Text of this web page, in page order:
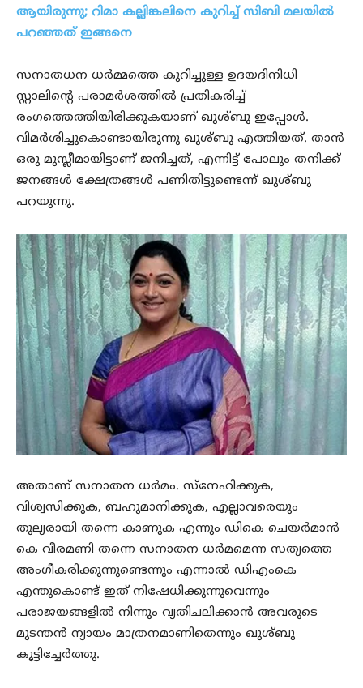
ആയിരുന്നു; റിമാ കല്ലിങ്കലിനെ കുറിച്ച് സിബി മലയിൽ
പറഞ്ഞത് ഇങ്ങനെ
സനാതധന ധര്‍മ്മത്തെ കുറിച്ചുള്ള ഉദയദിനിധി
സ്റ്റാലിന്റെ പരാമര്‍ശത്തില്‍ പ്രതികരിച്ച്
രംഗത്തെത്തിയിരിക്കുകയാണ് ഖുശ്ബു ഇപ്പോള്‍.
വിമര്‍ശിച്ചുകൊണ്ടായിരുന്നു ഖുശ്ബു എത്തിയത്. താന്‍
ഒരു മുസ്ലീമായിട്ടാണ് ജനിച്ചത്, എന്നിട്ട് പോലും തനിക്ക്
ജനങ്ങള്‍ ക്ഷേത്രങ്ങള്‍ പണിതിട്ടുണ്ടെന്ന് ഖുശ്ബു
പറയുന്നു.
അതാണ് സനാതന ധര്‍മം. സ്‌നേഹിക്കുക,
വിശ്വസിക്കുക, ബഹുമാനിക്കുക, എല്ലാവരെയും
തുല്യരായി തന്നെ കാണുക എന്നും ഡികെ ചെയര്‍മാന്‍
കെ വീരമണി തന്നെ സനാതന ധര്‍മമെന്ന സത്യത്തെ
അംഗീകരിക്കുന്നുണ്ടെന്നും എന്നാല്‍ ഡിഎംകെ
എന്തുകൊണ്ട് ഇത് നിഷേധിക്കുന്നുവെന്നും
പരാജയങ്ങളില്‍ നിന്നും വ്യതിചലിക്കാന്‍ അവരുടെ
മുടന്തന്‍ ന്യായം മാത്രനമാണിതെന്നും ഖുശ്ബു
കൂട്ടിച്ചേര്‍ത്തു.